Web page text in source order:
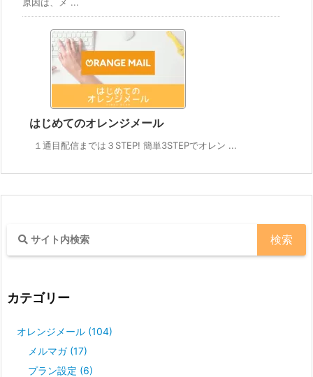
はじめてのオレンジメール
１通目配信までは３STEP! 簡単3STEPでオレン ...
カテゴリー
オレンジメール (104)
メルマガ (17)
プラン設定 (6)